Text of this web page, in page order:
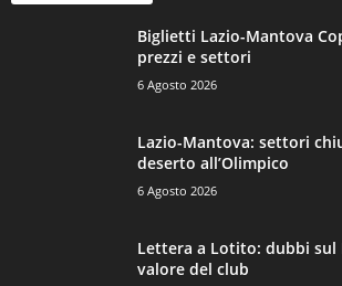
Biglietti Lazio-Mantova
prezzi e settori
6 Agosto 2026
Lazio-Mantova: settori
deserto all’Olimpico
6 Agosto 2026
Lettera a Lotito: dubbi sul
valore del club